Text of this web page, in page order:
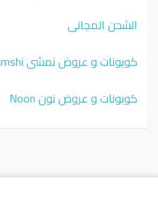
الشحن المجاني
كوبونات و عروض نمشي Namshi
كوبونات و عروض نون Noon